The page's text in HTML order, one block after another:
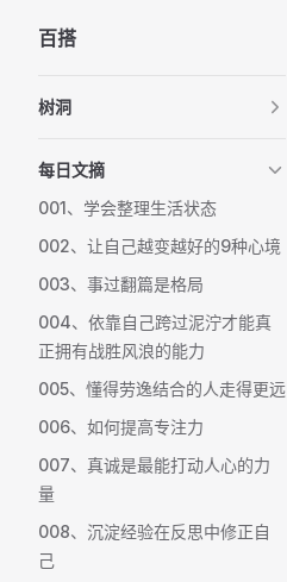
Skip to content
百搭
树洞
每日文摘
001、学会整理生活状态
002、让自己越变越好的9种心境
003、事过翻篇是格局
004、依靠自己跨过泥泞才能真
正拥有战胜风浪的能力
005、懂得劳逸结合的人走得更远
006、如何提高专注力
007、真诚是最能打动人心的力
量
008、沉淀经验在反思中修正自
己